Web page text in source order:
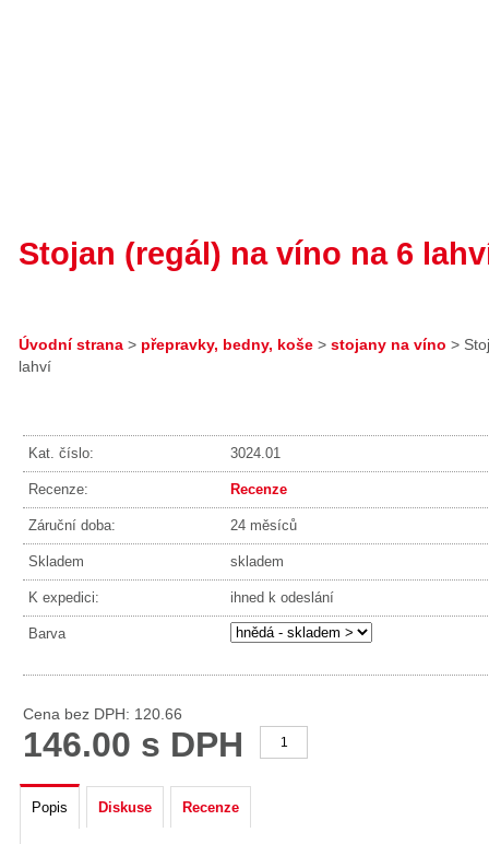
Stojan (regál) na víno na 6
Úvodní strana > přepravky, bedny, koše > stojany na víno >
lahví
Kat. číslo: 3024.01
Recenze: Recenze
Záruční doba: 24 měsíců
Skladem skladem
K expedici: ihned k odeslání
Barva
Cena bez DPH: 120.66
146.00 s DPH
Popis Diskuse Recenze